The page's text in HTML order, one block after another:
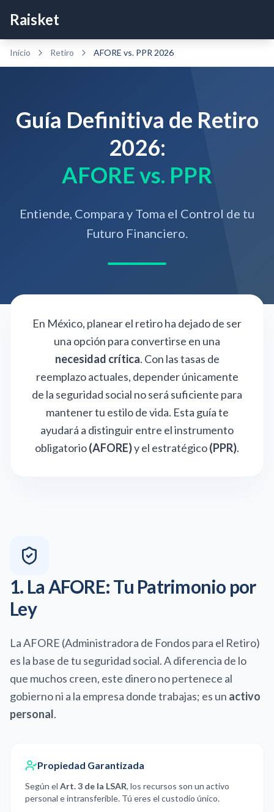
Raisket
Inicio Retiro AFORE vs. PPR 2026
Guía Definitiva de Retiro
2026:
AFORE vs. PPR
Entiende, Compara y Toma el Control de tu
Futuro Financiero.
En México, planear el retiro ha dejado de ser
una opción para convertirse en una
necesidad crítica. Con las tasas de
reemplazo actuales, depender únicamente
de la seguridad social no será suficiente para
mantener tu estilo de vida. Esta guía te
ayudará a distinguir entre el instrumento
obligatorio(AFORE)y el estratégico(PPR).
1. La AFORE: Tu Patrimonio por
Ley
La AFORE (Administradora de Fondos para el Retiro)
es la base de tu seguridad social. A diferencia de lo
que muchos creen, este dinero no pertenece al
gobierno ni a la empresa donde trabajas; es un activo
personal.
Propiedad Garantizada
Según el Art. 3 de la LSAR, los recursos son un activo
personal e intransferible. Tú eres el custodio único.